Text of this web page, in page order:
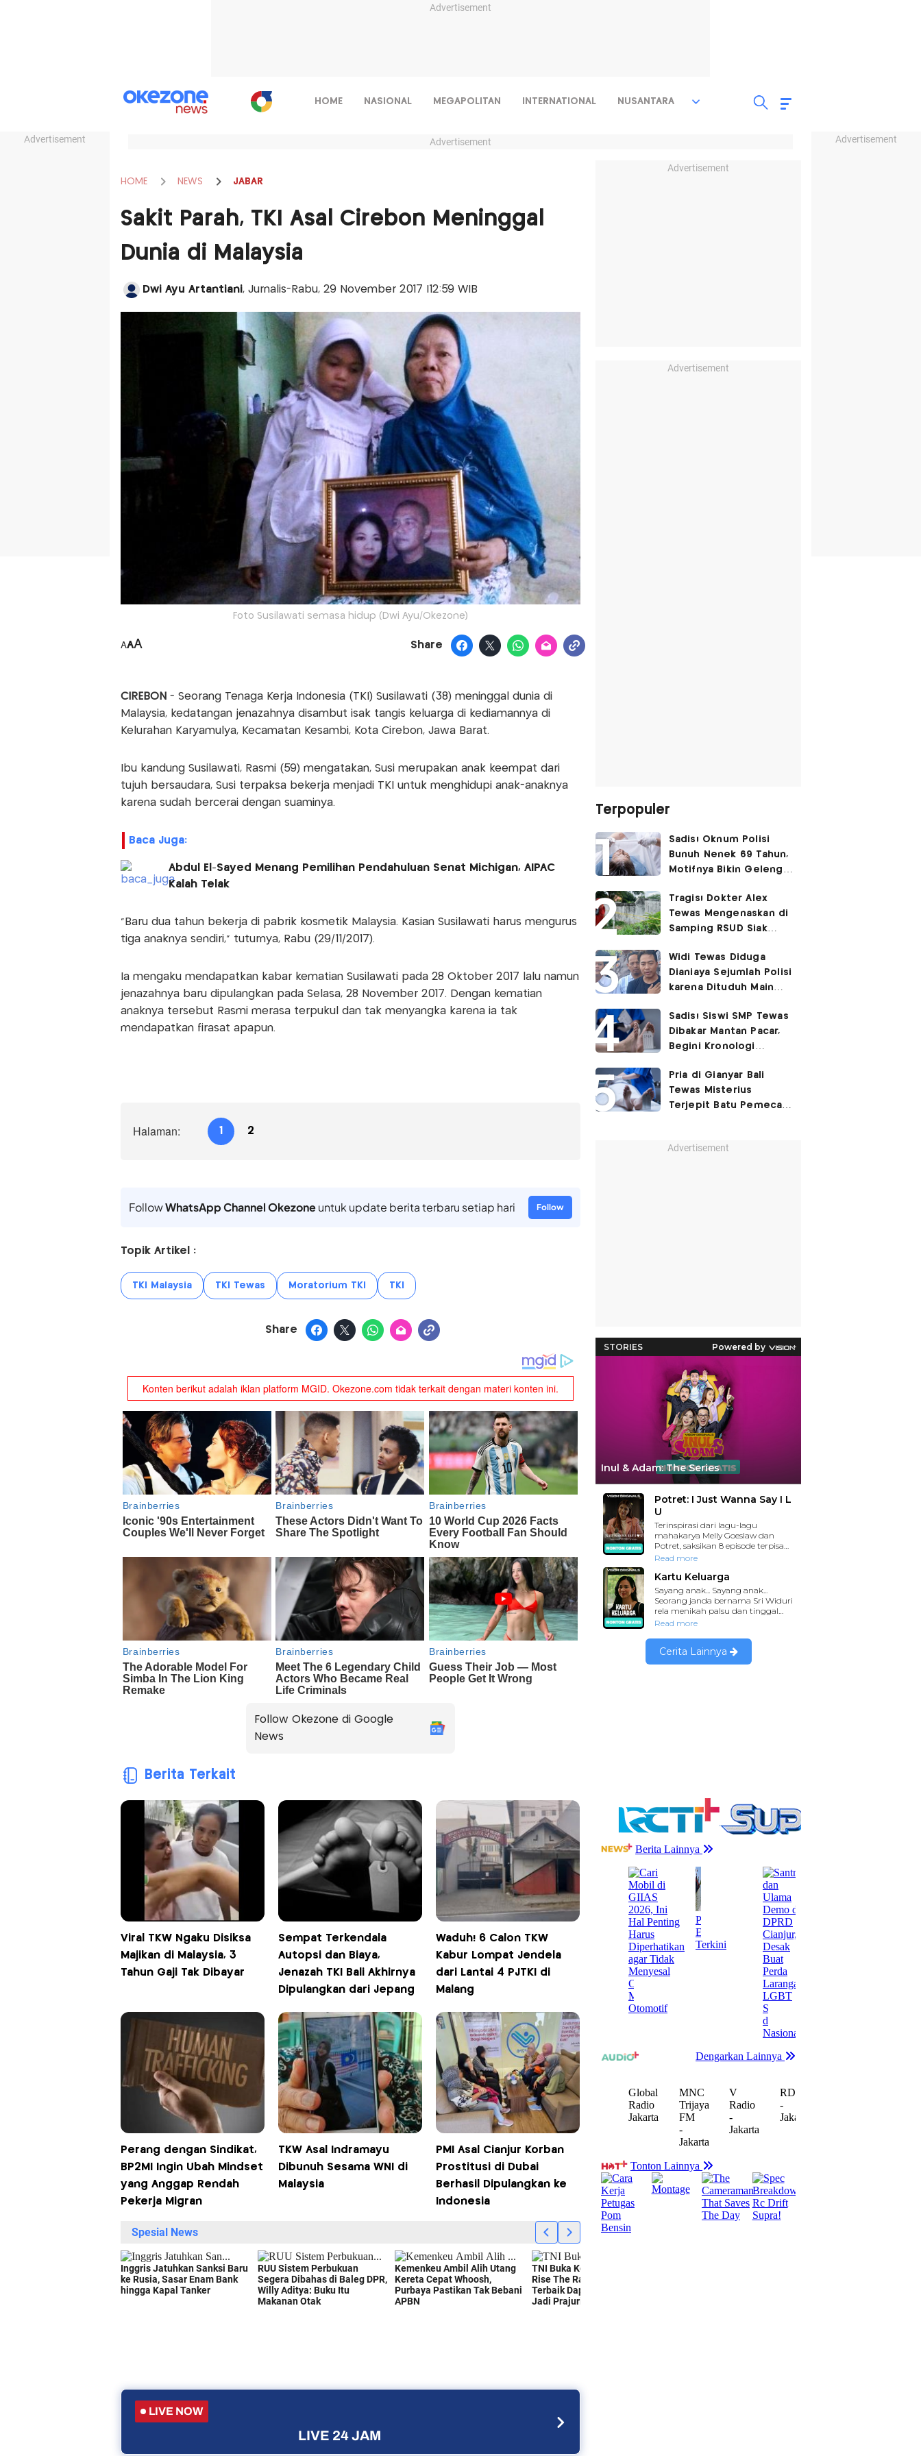
Advertisement
Advertisement Advertisement
HOME NASIONAL MEGAPOLITAN INTERNATIONAL NUSANTARA
Advertisement
HOME NEWS JABAR
Sakit Parah, TKI Asal Cirebon Meninggal
Dunia di Malaysia
Dwi Ayu Artantiani, Jurnalis-Rabu, 29 November 2017 |12:59 WIB
Foto Susilawati semasa hidup (Dwi Ayu/Okezone)
AAA Share
CIREBON - Seorang Tenaga Kerja Indonesia (TKI) Susilawati (38) meninggal dunia di
Malaysia, kedatangan jenazahnya disambut isak tangis keluarga di kediamannya di
Kelurahan Karyamulya, Kecamatan Kesambi, Kota Cirebon, Jawa Barat.
Ibu kandung Susilawati, Rasmi (59) mengatakan, Susi merupakan anak keempat dari
tujuh bersaudara, Susi terpaksa bekerja menjadi TKI untuk menghidupi anak-anaknya
karena sudah bercerai dengan suaminya.
Baca Juga:
Abdul El-Sayed Menang Pemilihan Pendahuluan Senat Michigan, AIPAC
Kalah Telak
"Baru dua tahun bekerja di pabrik kosmetik Malaysia. Kasian Susilawati harus mengurus
tiga anaknya sendiri," tuturnya, Rabu (29/11/2017).
Ia mengaku mendapatkan kabar kematian Susilawati pada 28 Oktober 2017 lalu namun
jenazahnya baru dipulangkan pada Selasa, 28 November 2017. Dengan kematian
anaknya tersebut Rasmi merasa terpukul dan tak menyangka karena ia tak
mendapatkan firasat apapun.
Halaman: 1 2
FollowWhatsApp Channel Okezoneuntuk update berita terbaru setiap hari Follow
Topik Artikel :
TKI Malaysia TKI Tewas Moratorium TKI TKI
Share
Follow Okezone di Google
News
Berita Terkait
Viral TKW Ngaku Disiksa
Majikan di Malaysia, 3
Tahun Gaji Tak Dibayar
Sempat Terkendala
Autopsi dan Biaya,
Jenazah TKI Bali Akhirnya
Dipulangkan dari Jepang
Waduh! 6 Calon TKW
Kabur Lompat Jendela
dari Lantai 4 PJTKI di
Malang
Perang dengan Sindikat,
BP2MI Ingin Ubah Mindset
yang Anggap Rendah
Pekerja Migran
TKW Asal Indramayu
Dibunuh Sesama WNI di
Malaysia
PMI Asal Cianjur Korban
Prostitusi di Dubai
Berhasil Dipulangkan ke
Indonesia
LIVE NOW
LIVE 24 JAM
Advertisement
Advertisement
Terpopuler
Sadis! Oknum Polisi
Bunuh Nenek 69 Tahun,
Motifnya Bikin Geleng
Tragis! Dokter Alex
Tewas Mengenaskan di
Samping RSUD Siak
Rocuronium
Widi Tewas Diduga
Dianiaya Sejumlah Polisi
karena Dituduh Main
Sadis! Siswi SMP Tewas
Dibakar Mantan Pacar,
Begini Kronologi
Pria di Gianyar Bali
Tewas Misterius
Terjepit Batu Pemecah
Advertisement